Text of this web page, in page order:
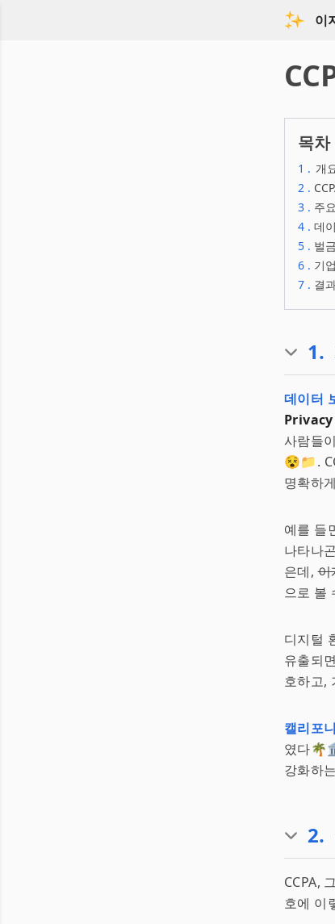
이
목차
1 . 개
2 .
3 . 주
4 . 데
5 . 벌
6 . 기
7 . 결
1.
데이터
Privacy
사람들
😵📁.
명확하
예를 들
나타나
은데,이
으로 볼
디지털
유출되
호하고,
캘리포
였다
강화하
2.
CCPA,
호에 이